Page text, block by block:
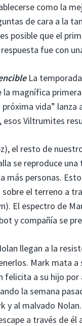
como la
de cara a la
posible que el
fue con
La
la magnífica
vida”
Viltrumites
el resto de
se reproduce
más personas.
el terreno a
El espectro de
y compañía se
llegan a la
Mark mata
felicita a su hijo
la semana
y al malvado
a través de